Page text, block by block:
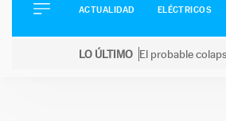
CONDUCIR
ACTUALIDAD ELÉCTRICOS
LO ÚLTIMO El probable